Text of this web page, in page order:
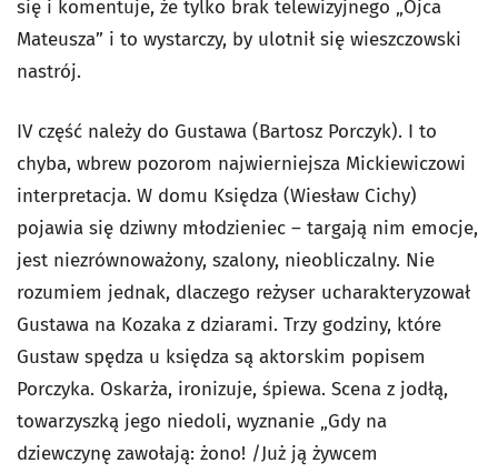
się i komentuje, że tylko brak telewizyjnego „Ojca
Mateusza” i to wystarczy, by ulotnił się wieszczowski
nastrój.
IV część należy do Gustawa (Bartosz Porczyk). I to
chyba, wbrew pozorom najwierniejsza Mickiewiczowi
interpretacja. W domu Księdza (Wiesław Cichy)
pojawia się dziwny młodzieniec – targają nim emocje,
jest niezrównoważony, szalony, nieobliczalny. Nie
rozumiem jednak, dlaczego reżyser ucharakteryzował
Gustawa na Kozaka z dziarami. Trzy godziny, które
Gustaw spędza u księdza są aktorskim popisem
Porczyka. Oskarża, ironizuje, śpiewa. Scena z jodłą,
towarzyszką jego niedoli, wyznanie „Gdy na
dziewczynę zawołają: żono! /Już ją żywcem